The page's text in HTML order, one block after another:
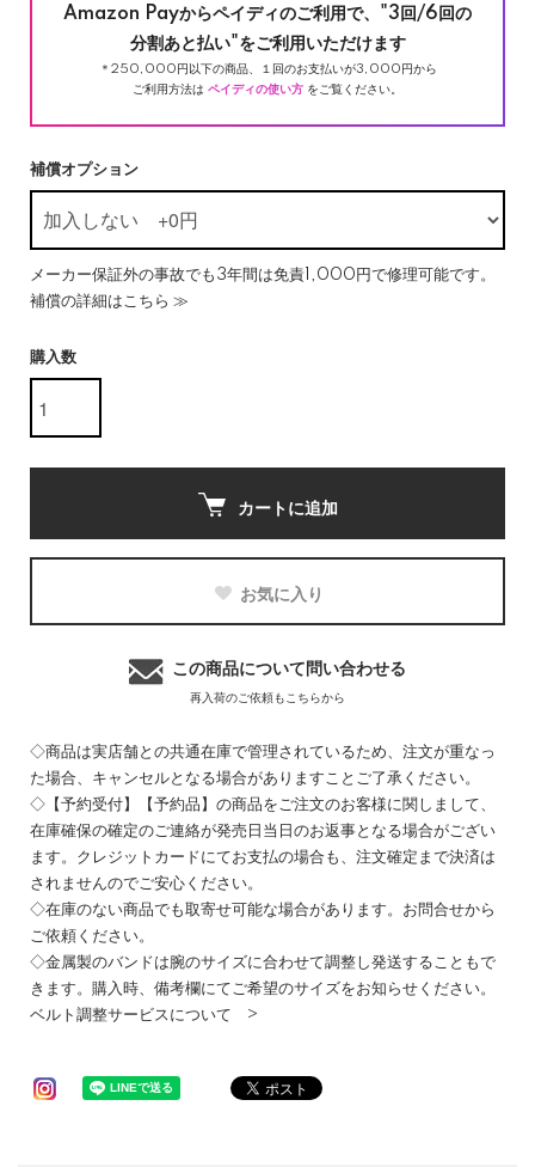
Amazon Payからペイディのご利用で、"3回/6回の
分割あと払い"をご利用いただけます
＊250,000円以下の商品、１回のお支払いが3,000円から
ご利用方法は ペイディの使い方 をご覧ください。
補償オプション
メーカー保証外の事故でも3年間は免責1,000円で修理可能です。
補償の詳細はこちら ≫
購入数
カートに追加
お気に入り
この商品について問い合わせる
再入荷のご依頼もこちらから
◇商品は実店舗との共通在庫で管理されているため、注文が重なっ
た場合、キャンセルとなる場合がありますことご了承ください。
◇【予約受付】【予約品】の商品をご注文のお客様に関しまして、
在庫確保の確定のご連絡が発売日当日のお返事となる場合がござい
ます。クレジットカードにてお支払の場合も、注文確定まで決済は
されませんのでご安心ください。
◇在庫のない商品でも取寄せ可能な場合があります。お問合せから
ご依頼ください。
◇金属製のバンドは腕のサイズに合わせて調整し発送することもで
きます。購入時、備考欄にてご希望のサイズをお知らせください。
ベルト調整サービスについて >